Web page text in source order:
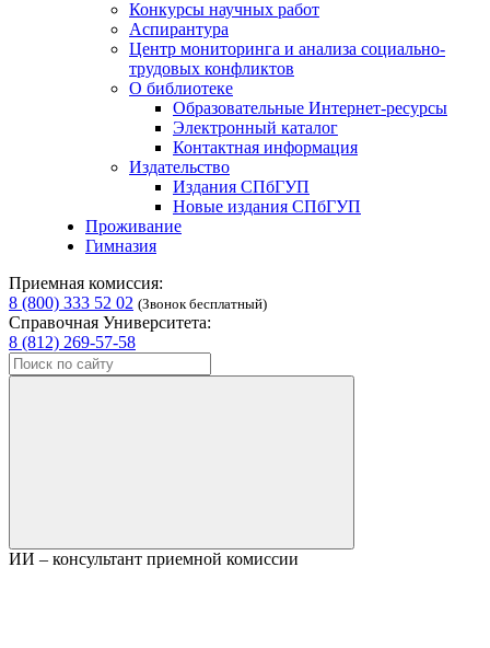
Конкурсы научных работ
Аспирантура
Центр мониторинга и анализа социально-
трудовых конфликтов
О библиотеке
Образовательные Интернет-ресурсы
Электронный каталог
Контактная информация
Издательство
Издания СПбГУП
Новые издания СПбГУП
Проживание
Гимназия
Приемная комиссия:
8 (800) 333 52 02 (Звонок бесплатный)
Справочная Университета:
8 (812) 269-57-58
ИИ – консультант приемной комиссии